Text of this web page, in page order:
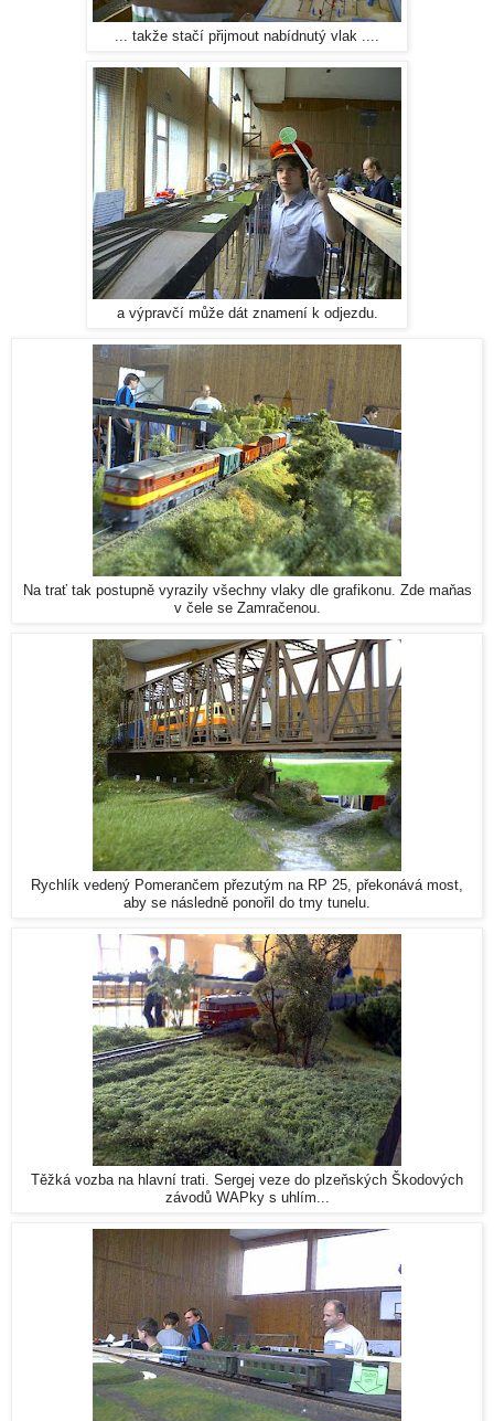
... takže stačí přijmout nabídnutý vlak ....
a výpravčí může dát znamení k odjezdu.
Na trať tak postupně vyrazily všechny vlaky dle grafikonu. Zde maňas
v čele se Zamračenou.
Rychlík vedený Pomerančem přezutým na RP 25, překonává most,
aby se následně ponořil do tmy tunelu.
Těžká vozba na hlavní trati. Sergej veze do plzeňských Škodových
závodů WAPky s uhlím...